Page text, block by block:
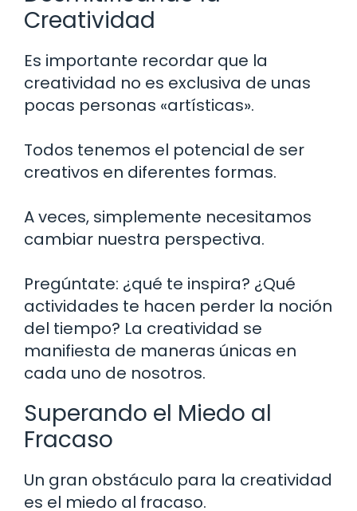
Creatividad
Es importante recordar que la
creatividad no es exclusiva de unas
pocas personas «artísticas».
Todos tenemos el potencial de ser
creativos en diferentes formas.
A veces, simplemente necesitamos
cambiar nuestra perspectiva.
Pregúntate: ¿qué te inspira? ¿Qué
actividades te hacen perder la noción
del tiempo? La creatividad se
manifiesta de maneras únicas en
cada uno de nosotros.
Superando el Miedo al
Fracaso
Un gran obstáculo para la creatividad
es el miedo al fracaso.